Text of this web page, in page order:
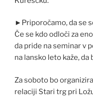
►Priporočamo, da se
Če se kdo odloči za
da pride na seminar v
na lansko leto kaže,
Za soboto bo
relaciji Stari trg pri